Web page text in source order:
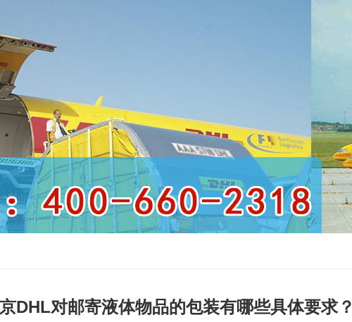
DHL对邮寄液体物品的包装有哪些具体要求？